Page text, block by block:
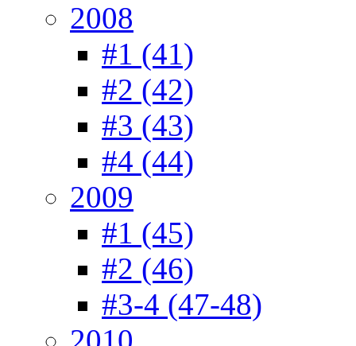
2008
#1 (41)
#2 (42)
#3 (43)
#4 (44)
2009
#1 (45)
#2 (46)
#3-4 (47-48)